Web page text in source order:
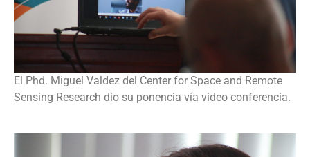
El Phd. Miguel Valdez del Center for Space and Remote
Sensing Research dio su ponencia vía video conferencia.